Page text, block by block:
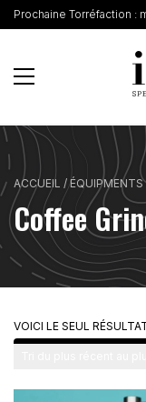
Prochaine Torréfaction :
ACCUEIL /ÉQUIPMENTS
Coffee
VOICI LE SEUL